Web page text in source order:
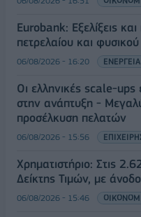
Eurobank: Εξελίξεις
πετρελαίου και
06/08/2026 - 16:20 ΕΝΕΡΓΕΙΑ
Οι ελληνικές scale-ups
στην ανάπτυξη -
προσέλκυση πελατών
06/08/2026 - 15:56
Χρηματιστήριο: Στις
Δείκτης Τιμών, με
06/08/2026 - 15:46